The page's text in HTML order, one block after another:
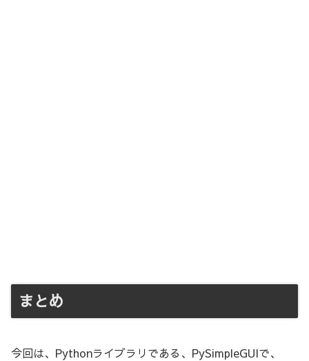
まとめ
今回は、Pythonライブラリである、PySimpleGUIで、